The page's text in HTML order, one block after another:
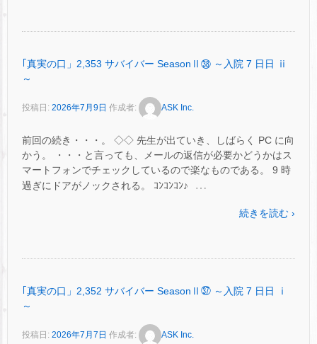
｢真実の口」2,353 サバイバー SeasonⅡ㊳ ～入院 7 日日 ⅱ
～
投稿日: 2026年7月9日 作成者: ASK Inc.
前回の続き・・・。 ◇◇ 先生が出ていき、しばらく PC に向
かう。 ・・・と言っても、メールの返信が必要かどうかはス
マートフォンでチェックしているので楽なものである。 9 時
過ぎにドアがノックされる。 ｺﾝｺﾝｺﾝ♪
…
続きを読む ›
｢真実の口」2,352 サバイバー SeasonⅡ㊲ ～入院 7 日日 ⅰ
～
投稿日: 2026年7月7日 作成者: ASK Inc.